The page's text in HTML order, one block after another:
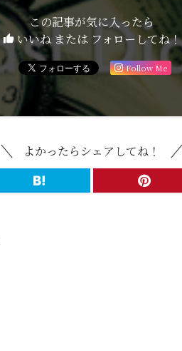
この記事が気に入ったら
いいね または フォローしてね！
Follow Me
よかったらシェアしてね！